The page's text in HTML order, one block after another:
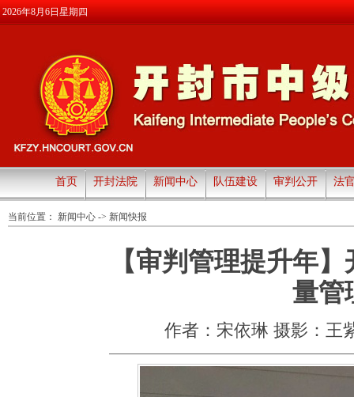
2026年8月6日星期四
首页 开封法院 新闻中心 队伍建设 审判公开 法
当前位置： 新闻中心 -> 新闻快报
【审判管理提升年
量管
作者：宋依琳 摄影：王